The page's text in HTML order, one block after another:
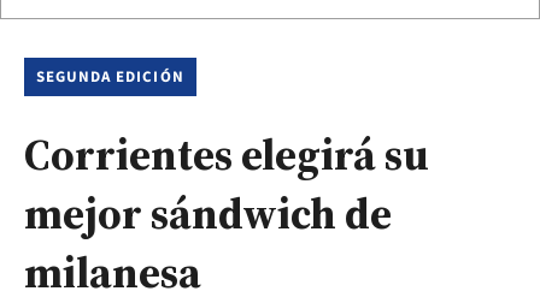
SEGUNDA EDICIÓN
Corrientes elegirá su
mejor sándwich de
milanesa